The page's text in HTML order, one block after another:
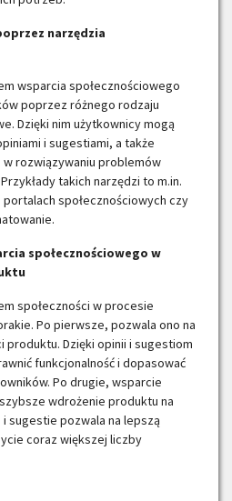
narzędzia
wsparcia społecznościowego
poprzez różnego rodzaju
Dzięki nim użytkownicy mogą
i sugestiami, a także
rozwiązywaniu problemów
takich narzędzi to m.in.
społecznościowych czy
społecznościowego w
społeczności w procesie
Po pierwsze, pozwala ono na
produktu. Dzięki opinii i sugestiom
funkcjonalność i dopasować
Po drugie, wsparcie
wdrożenie produktu na
sugestie pozwala na lepszą
coraz większej liczby